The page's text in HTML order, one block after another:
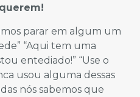
parar em algum um
“Aqui tem uma
entediado!” “Use o
usou alguma dessas
nós sabemos que